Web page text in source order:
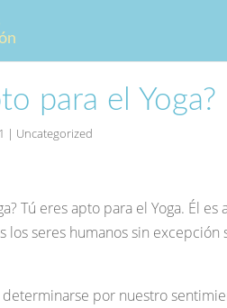
para el Yoga?
| Uncategorized
Tú eres apto para el Yoga. Él es
los seres humanos sin excepción
por nuestro